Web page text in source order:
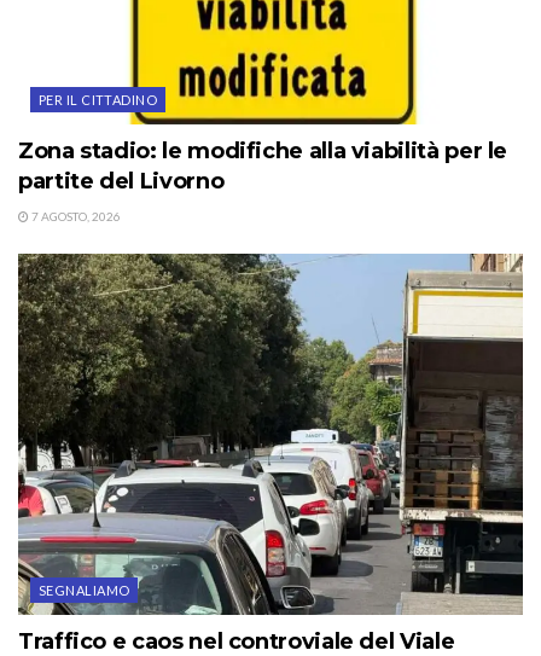
PER IL CITTADINO
Zona stadio: le modifiche alla viabilità per le
partite del Livorno
7 AGOSTO, 2026
SEGNALIAMO
Traffico e caos nel controviale del Viale